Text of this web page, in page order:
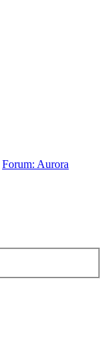
Forum: Aurora